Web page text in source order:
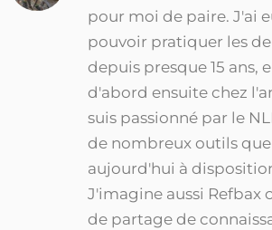
pour moi de paire. J'ai
pouvoir pratiquer les
depuis presque 15 ans,
d'abord ensuite chez
suis passionné par le
de nombreux outils
aujourd'hui à
J'imagine aussi Refbax
de partage de